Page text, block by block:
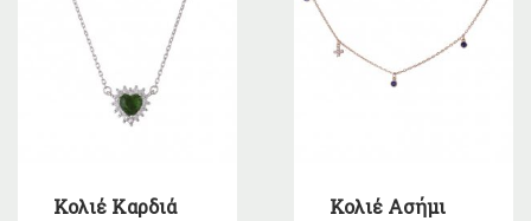
Κολιέ Καρδιά
Κολιέ Ασήμι